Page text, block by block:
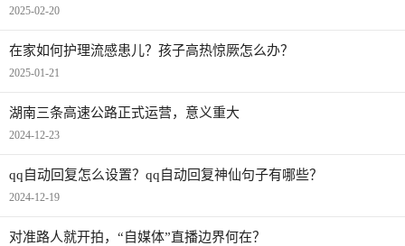
2025-02-20
在家如何护理流感患儿？孩子高热惊厥怎么办？
2025-01-21
湖南三条高速公路正式运营，意义重大
2024-12-23
qq自动回复怎么设置？qq自动回复神仙句子有哪些？
2024-12-19
对准路人就开拍，“自媒体”直播边界何在？